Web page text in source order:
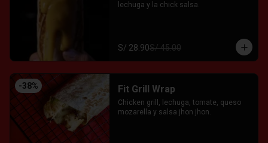
lechuga y la chick salsa.
S/ 28.90S/ 45.00
-38% Fit Grill Wrap
Chicken grill, lechuga, tomate, queso
mozarella y salsa jhon jhon.